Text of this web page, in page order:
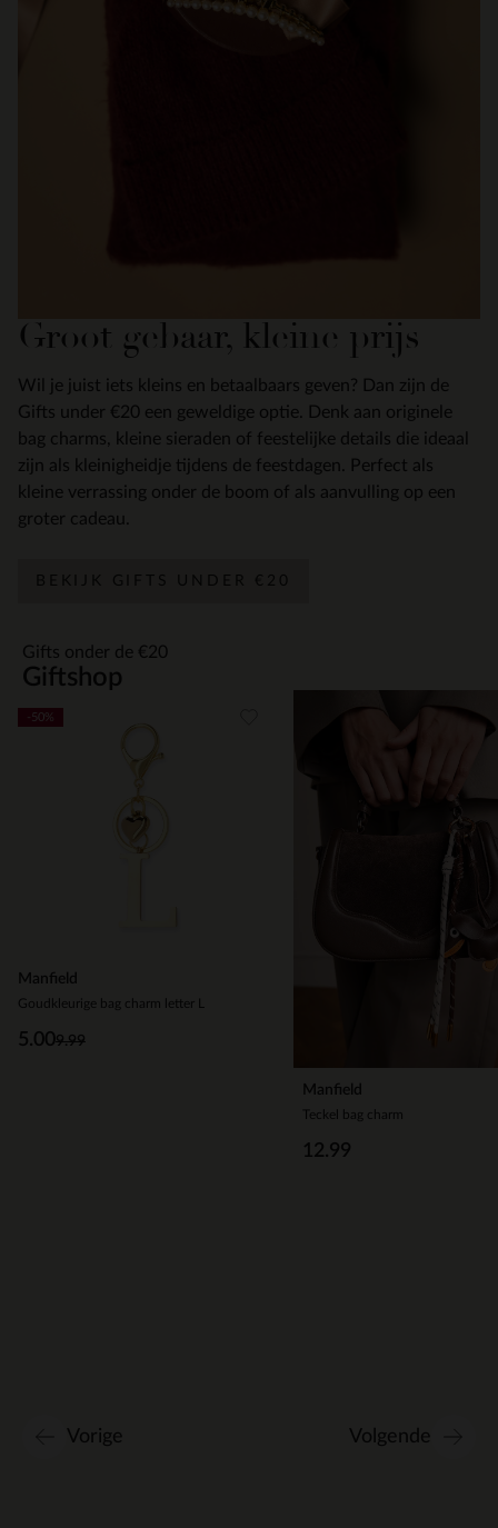
Groot gebaar, kleine prijs
Wil je juist iets kleins en betaalbaars geven? Dan zijn de
Gifts under €20 een geweldige optie. Denk aan originele
bag charms, kleine sieraden of feestelijke details die ideaal
zijn als kleinigheidje tijdens de feestdagen. Perfect als
kleine verrassing onder de boom of als aanvulling op een
groter cadeau.
BEKIJK GIFTS UNDER €20
Giftshop
Gifts onder de €20
Manfield
Goudkleurige bag charm letter L
9.99
5.00
-50%
Manfield
Teckel bag charm
12.99
Vorige Volgende